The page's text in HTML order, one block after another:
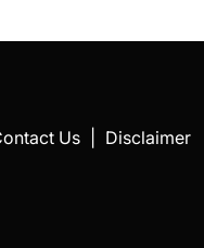
Us Disclaimer